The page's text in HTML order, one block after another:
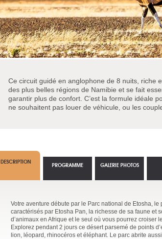
Ce circuit guidé en anglophone de 8 nuits, riche
des plus belles régions de Namibie et se fait
garantir plus de confort. C’est la formule idéale
ne souhaitent pas louer de véhicule, ou les
DESCRIPTION
Votre aventure débute par le Parc national de Etosha,
caractérisés par Etosha Pan, la richesse de sa faune et
d’animaux en Afrique et le seul où vous pourrez
Explorez pendant 2 jours ce désert parsemé de points
lion, léopard, rhinocéros et éléphant. Le parc abrite
PROGRAMME GALERIE PHOTOS